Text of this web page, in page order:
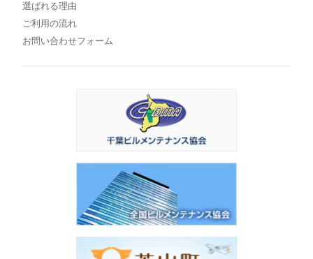
選ばれる理由
ご利用の流れ
お問い合わせフォーム